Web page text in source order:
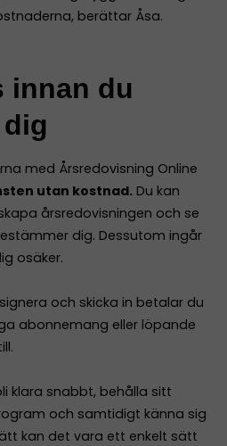
berättar Åsa.
innan du
med Årsredovisning Online
utan kostnad. Du kan
årsredovisningen och se
dig. Dessutom ingår
osäker.
och skicka in betalar du
abonnemang eller löpande
klara snabbt, behålla sitt
och samtidigt känna sig
kan det vara ett enkelt sätt